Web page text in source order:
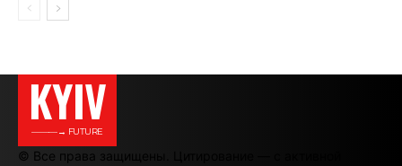
KYIV
———→ FUTURE
© Все права защищены. Цитирование — с активной